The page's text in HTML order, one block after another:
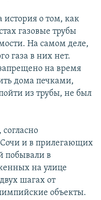
история о том, как
газовые трубы
На самом деле,
газа в них нет.
на время
дома печками,
из трубы, не был
и в прилегающих
побывали в
на улице
шагах от
объекты.